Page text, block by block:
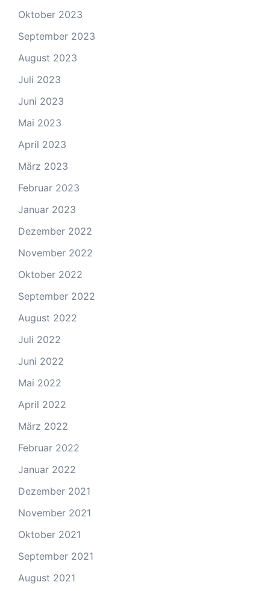
Oktober 2023
September 2023
August 2023
Juli 2023
Juni 2023
Mai 2023
April 2023
März 2023
Februar 2023
Januar 2023
Dezember 2022
November 2022
Oktober 2022
September 2022
August 2022
Juli 2022
Juni 2022
Mai 2022
April 2022
März 2022
Februar 2022
Januar 2022
Dezember 2021
November 2021
Oktober 2021
September 2021
August 2021